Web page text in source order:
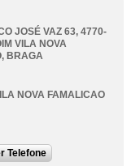
JOSÉ VAZ 63, 4770-
VILA NOVA
, BRAGA
NOVA FAMALICAO
Telefone